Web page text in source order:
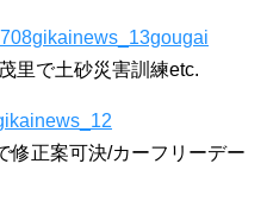
里で土砂災害訓練etc.
修正案可決/カーフリーデー